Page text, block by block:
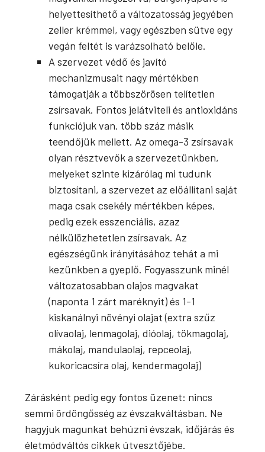
helyettesíthető a változatosság jegyében
zeller krémmel, vagy egészben sütve egy
vegán feltét is varázsolható belőle.
A szervezet védő és javító
mechanizmusait nagy mértékben
támogatják a többszörösen telítetlen
zsírsavak. Fontos jelátviteli és antioxidáns
funkciójuk van, több száz másik
teendőjük mellett. Az omega-3 zsírsavak
olyan résztvevők a szervezetünkben,
melyeket szinte kizárólag mi tudunk
biztosítani, a szervezet az előállítani saját
maga csak csekély mértékben képes,
pedig ezek esszenciális, azaz
nélkülözhetetlen zsírsavak. Az
egészségünk irányításához tehát a mi
kezünkben a gyeplő. Fogyasszunk minél
változatosabban olajos magvakat
(naponta 1 zárt maréknyit) és 1-1
kiskanálnyi növényi olajat (extra szűz
olívaolaj, lenmagolaj, dióolaj, tökmagolaj,
mákolaj, mandulaolaj, repceolaj,
kukoricacsíra olaj, kendermagolaj)
Zárásként pedig egy fontos üzenet: nincs
semmi ördöngősség az évszakváltásban. Ne
hagyjuk magunkat behúzni évszak, időjárás és
életmódváltós cikkek útvesztőjébe.